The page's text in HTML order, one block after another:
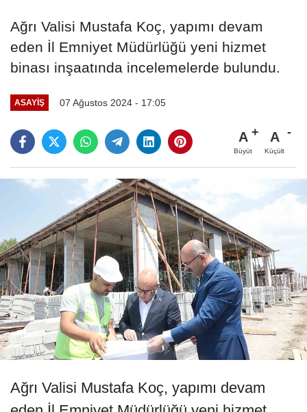
Ağrı Valisi Mustafa Koç, yapımı devam
eden İl Emniyet Müdürlüğü yeni hizmet
binası inşaatında incelemelerde bulundu.
ASAYIŞ 07 Ağustos 2024 - 17:05
A
Büyüt
A
Küçült
Ağrı Valisi Mustafa Koç, yapımı devam